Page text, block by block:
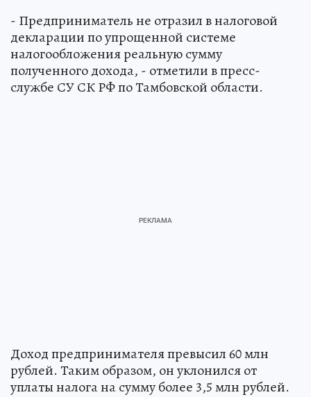
- Предприниматель не отразил в налоговой
декларации по упрощенной системе
налогообложения реальную сумму
полученного дохода, - отметили в пресс-
службе СУ СК РФ по Тамбовской области.
Доход предпринимателя превысил 60 млн
рублей. Таким образом, он уклонился от
уплаты налога на сумму более 3,5 млн рублей.